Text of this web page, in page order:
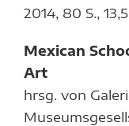
2014, 80 S.,
Mexican
Art
hrsg. von